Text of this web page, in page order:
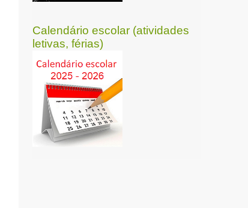
Calendário escolar (atividades
letivas, férias)